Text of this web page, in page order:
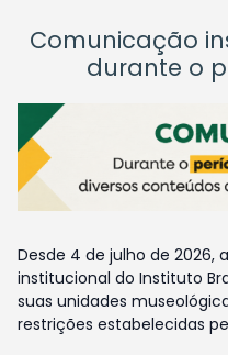
Comunicação
durante o
Desde 4 de julho de 2026,
institucional do Instituto
suas unidades
restrições estabelecidas